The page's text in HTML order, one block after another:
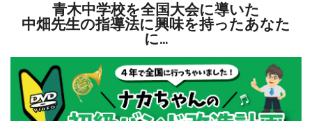
青木中学校を全国大会に導いた
中畑先生の指導法に興味を持ったあなた
に…